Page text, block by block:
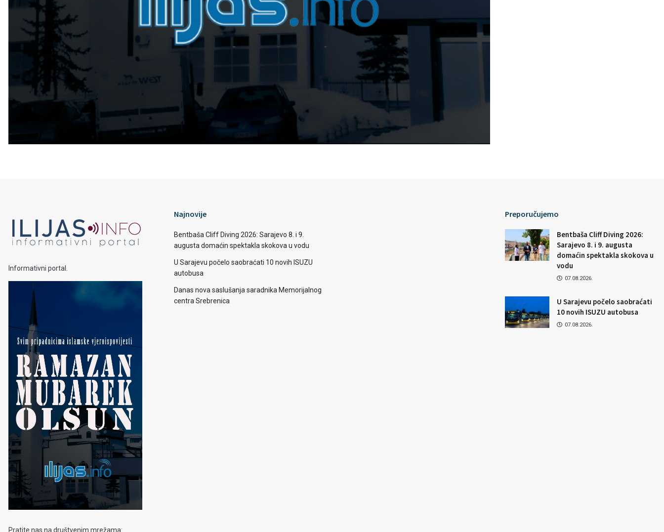
Informativni portal.
Pratite nas na društvenim mrežama:
Najnovije
Bentbaša Cliff Diving 2026: Sarajevo 8. i 9.
augusta domaćin spektakla skokova u vodu
U Sarajevu počelo saobraćati 10 novih ISUZU
autobusa
Danas nova saslušanja saradnika Memorijalnog
centra Srebrenica
Preporučujemo
Bentbaša Cliff Diving 2026:
Sarajevo 8. i 9. augusta
domaćin spektakla skokova u
vodu
07.08.2026.
U Sarajevu počelo saobraćati
10 novih ISUZU autobusa
07.08.2026.